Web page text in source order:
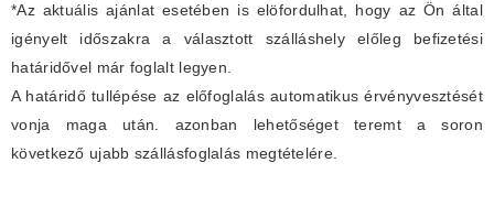
*Az aktuális ajánlat esetében is elöfordulhat, hogy az Ön által
igényelt időszakra a választott szálláshely előleg befizetési
határidővel már foglalt legyen.
A határidő tullépése az előfoglalás automatikus érvényvesztését
vonja maga után. azonban lehetőséget teremt a soron
következő ujabb szállásfoglalás megtételére.